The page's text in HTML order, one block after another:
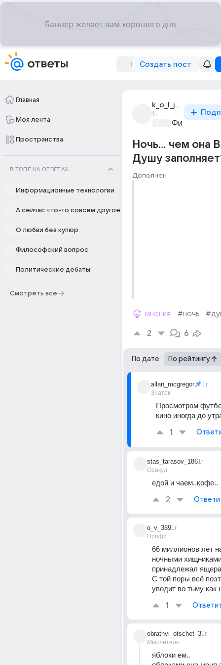
Создать пост
Главная
Моя лента
Пространства
В ТОПЕ НА ОТВЕТАХ
Информационные технологии
А сейчас что-то совсем другое
О любви без купюр
Философский вопрос
Политические дебаты
Смотреть все
k_o_l_j_u_c_h_k_a
1г
Ночь... чем она
Душу
Дополнен
мнения #ночь
2 6
По дате По рейтингу
allan_mcgregor
Знаток
1г
Просмотром
кино иногда до
1
stas_tarasov_186
Оракул
1г
едой и чаем..кофе..
2
o_v_389
Профи
1г
66 миллионов лет
ночными
принадлежал
С той поры всё
уводит во тьму как
1
obratnyi_otschet_3
Мыслитель
1г
яблоки ем..